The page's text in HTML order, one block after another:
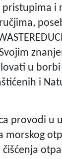
u
i
provodi u
morskog